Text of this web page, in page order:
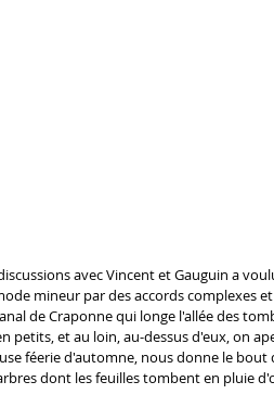
avec Vincent et Gauguin a
mineur par des accords complexes
de Craponne qui longe l'allée des
petits, et au loin, au-dessus d'eux, on
féerie d'automne, nous donne le
dont les feuilles tombent en pluie